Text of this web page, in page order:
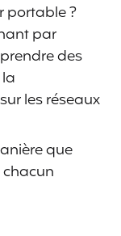
portable ?
par
des
les réseaux
que